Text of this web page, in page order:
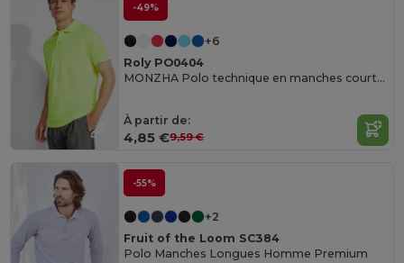
-49%
+6
Roly PO0404
MONZHA Polo technique en manches courtes
À partir de:
4,85 €9,59 €
-55%
+2
Fruit of the Loom SC384
Polo Manches Longues Homme Premium